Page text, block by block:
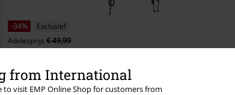
from International
to visit EMP Online Shop for customers from
-34%
Exclusief
Adviesprijs € 49,99
€ 32,99
Stay A Little Longer Rock Rebel by EMP